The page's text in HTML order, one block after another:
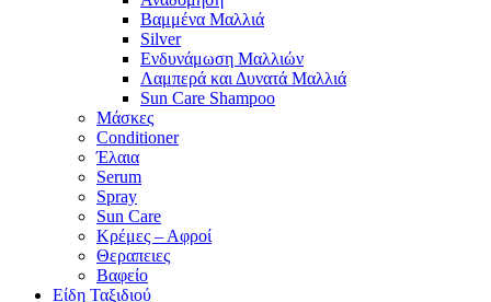
Βαμμένα Μαλλιά
Silver
Ενδυνάμωση Μαλλιών
Λαμπερά και Δυνατά Μαλλιά
Sun Care Shampoo
Μάσκες
Conditioner
Έλαια
Serum
Spray
Sun Care
Κρέμες – Αφροί
Θεραπειες
Βαφείο
Είδη Ταξιδιού